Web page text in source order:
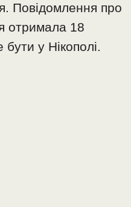
Повідомлення про
отримала 18
у Нікополі.